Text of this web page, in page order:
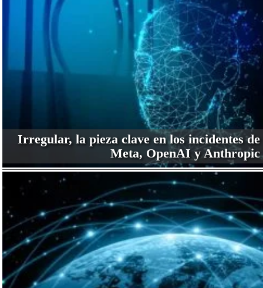
Irregular, la pieza clave en los incidentes de
Meta, OpenAI y Anthropic